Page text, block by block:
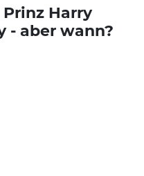
Harry
- aber wann?